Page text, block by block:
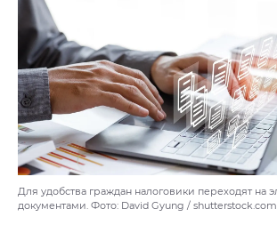
Для удобства граждан налоговики переходят на
документами. Фото: David Gyung /